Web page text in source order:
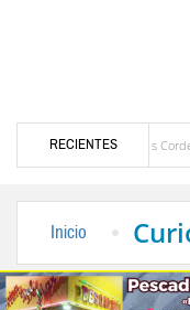
RECIENTES
Eugenia Febres Cordero R.
Inicio